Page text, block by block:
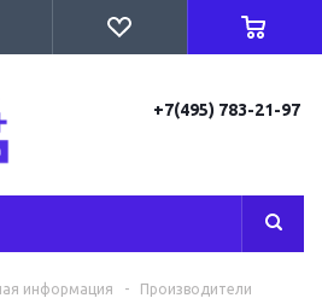
+7(495) 783-21-97
информация - Производители